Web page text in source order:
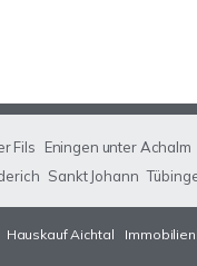
Fils Eningen unter Achalm
Sankt Johann
Hauskauf Aichtal